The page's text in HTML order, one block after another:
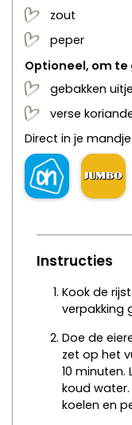
zout
peper
Optioneel, om te
gebakken
verse
Direct in je mandje
Instructies
Kook de
verpakking
Doe de
zet op het
10 minuten.
koud
koelen en